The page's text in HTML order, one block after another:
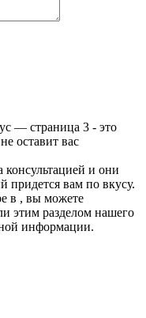
— страница 3 - это
оставит вас
и они
придется вам по вкусу.
в , вы можете
этим разделом нашего
информации.